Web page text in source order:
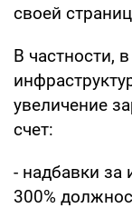
своей
В частности,
увеличение
счет:
- надбавки за
300%